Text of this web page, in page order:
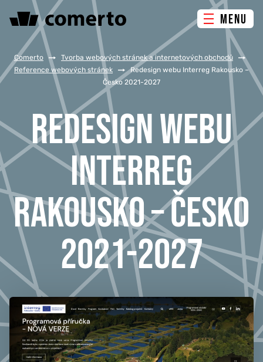
MENU
ONLINE MARKETING
TVORBA WEBU
PORADENSTVÍ & ŠKOLENÍ
REFERENCE
O NÁS
KONTAKTY
777 353 464
Comerto / Tvorba webových stránek a internetových obchodů
/
Reference webových stránek
/
Redesign webu Interreg Rakousko –
Česko 2021-2027
REDESIGN WEBU
INTERREG
RAKOUSKO – ČESKO
2021-2027